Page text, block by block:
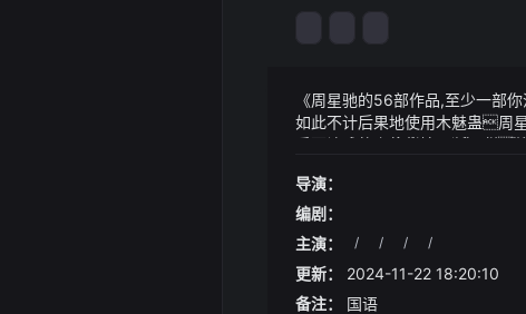
《周星驰的56部作品,至少一部
如此不计后果地使用木魅蛊周
反而让隆星宇的伤情不断恶化
《周星驰的56部作品,至少一部
往一线指挥抢险行动在湖南、
（套）紧急赶赴湖南华容县决口
导演：
编剧：
主演：
/ / / /
更新：
2024-11-22 18:20:10
备注：
国语